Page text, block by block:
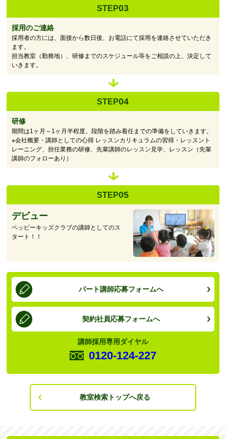
STEP03
採用のご連絡
採用者の方には、面接から数日後、お電話にて採用を連絡させていただき
ます。
担当教室（勤務地）、研修までのスケジュール等をご相談の上、決定して
いきます。
STEP04
研修
期間は1ヶ月～1ヶ月半程度。段階を踏み着任までの準備をしていきます。
※会社概要・講師としての心得 レッスンカリキュラムの習得・レッスント
レーニング、担任業務の研修、先輩講師のレッスン見学、レッスン（先輩
講師のフォローあり）
STEP05
デビュー
ペッピーキッズクラブの講師としてのス
タート！！
パート講師応募フォームへ
契約社員応募フォームへ
講師採用専用ダイヤル
0120-124-227
教室検索トップへ戻る